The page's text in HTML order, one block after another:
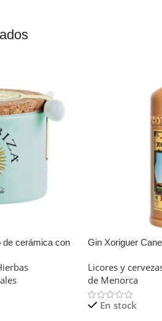
de cerámica con
Gin Xoriguer
Licores y
de Menorca
En stock